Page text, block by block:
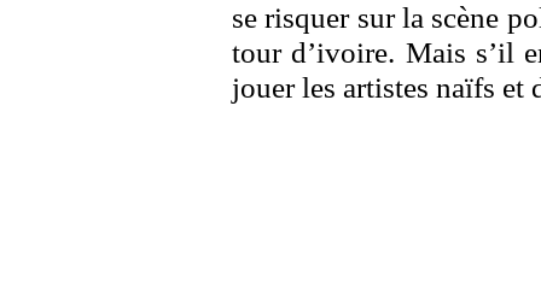
se risquer sur la scène
tour d’ivoire. Mais s’il
jouer les artistes naïfs et